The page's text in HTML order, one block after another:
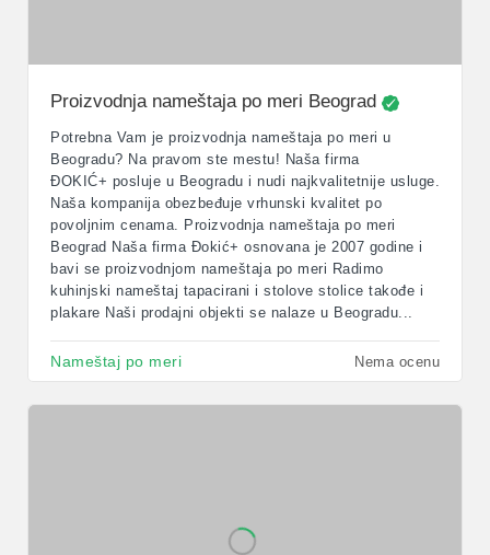
Proizvodnja nameštaja po meri Beograd
Potrebna Vam je proizvodnja nameštaja po meri u
Beogradu? Na pravom ste mestu! Naša firma
ĐOKIĆ+ posluje u Beogradu i nudi najkvalitetnije usluge.
Naša kompanija obezbeđuje vrhunski kvalitet po
povoljnim cenama. Proizvodnja nameštaja po meri
Beograd Naša firma Đokić+ osnovana je 2007 godine i
bavi se proizvodnjom nameštaja po meri Radimo
kuhinjski nameštaj tapacirani i stolove stolice takođe i
plakare Naši prodajni objekti se nalaze u Beogradu...
Nameštaj po meri Nema ocenu